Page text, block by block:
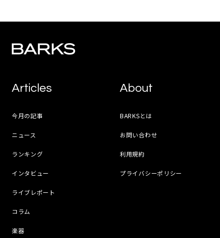
Articles
今月の記事
ニュース
ランキング
インタビュー
ライブレポート
コラム
楽器
About
BARKSとは
お問い合わせ
利用規約
プライバシーポリシー